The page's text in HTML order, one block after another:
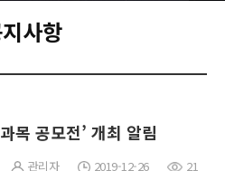
사항
목 공모전’ 개최 알림
관리자 2019-12-26 21